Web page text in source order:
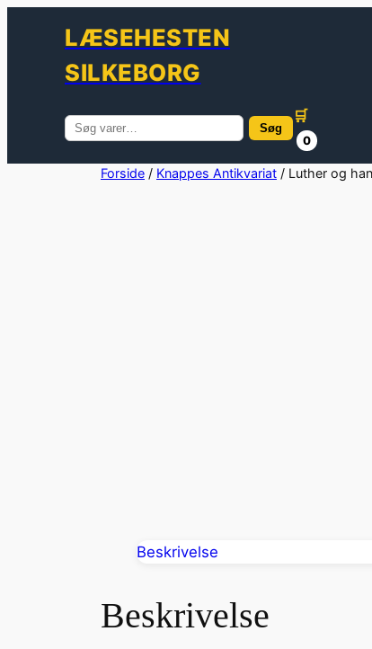
LÆSEHESTEN
SILKEBORG
Søg
efter:
Søg
🛒
0
Forside / Knappes Antikvariat / Luther og
Beskrivelse
Beskrivelse